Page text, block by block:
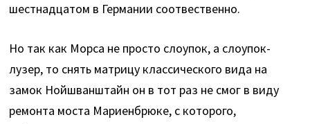
шестнадцатом в Германии соотвественно.
Но так как Морса не просто слоупок, а слоупок-
лузер, то снять матрицу классического вида на
замок Нойшванштайн он в тот раз не смог в виду
ремонта моста Мариенбрюке, с которого,